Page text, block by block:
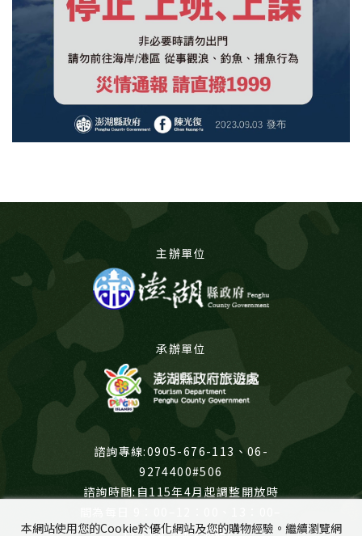
主辦單位
承辦單位
諮詢專線:0905-676-113、06-
9274400#506
諮詢時間:自115年4月起調整開放時
17：00（除夕休館）
本網站使用您的Cookie於優化網站及您的購物經驗。繼續瀏覽網